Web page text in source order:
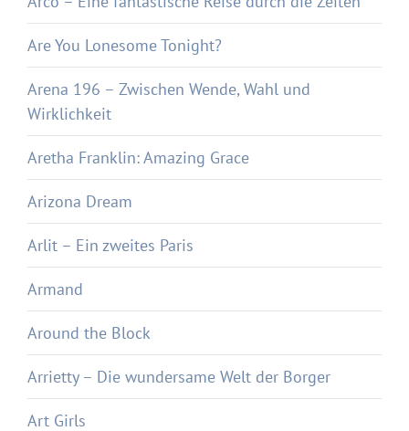
Are You Lonesome Tonight?
Arena 196 – Zwischen Wende, Wahl und
Wirklichkeit
Aretha Franklin: Amazing Grace
Arizona Dream
Arlit – Ein zweites Paris
Armand
Around the Block
Arrietty – Die wundersame Welt der Borger
Art Girls